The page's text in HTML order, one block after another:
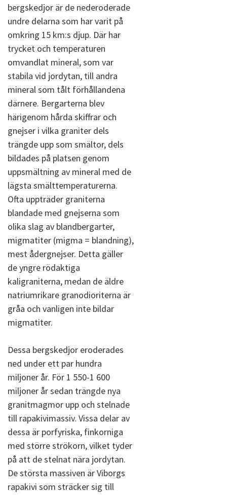
bergskedjor är de nederoderade
undre delarna som har varit på
omkring 15 km:s djup. Där har
trycket och temperaturen
omvandlat mineral, som var
stabila vid jordytan, till andra
mineral som tålt förhållandena
därnere. Bergarterna blev
härigenom hårda skiffrar och
gnejser i vilka graniter dels
trängde upp som smältor, dels
bildades på platsen genom
uppsmältning av mineral med de
lägsta smälttemperaturerna.
Ofta uppträder graniterna
blandade med gnejserna som
olika slag av blandbergarter,
migmatiter (migma = blandning),
mest ådergnejser. Detta gäller
de yngre rödaktiga
kaligraniterna, medan de äldre
natriumrikare granodioriterna är
gråa och vanligen inte bildar
migmatiter.
Dessa bergskedjor eroderades
ned under ett par hundra
miljoner år. För 1 550-1 600
miljoner år sedan trängde nya
granitmagmor upp och stelnade
till rapakivimassiv. Vissa delar av
dessa är porfyriska, finkorniga
med större strökorn, vilket tyder
på att de stelnat nära jordytan.
De största massiven är Viborgs
rapakivi som sträcker sig till